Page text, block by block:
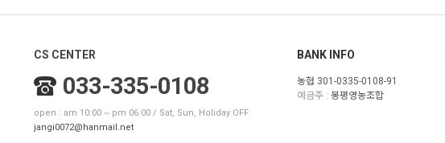
CS CENTER
033-335-0108
open : am 10:00 ~ pm 06:00 / Sat, Sun, Holiday OFF
jangi0072@hanmail.net
BANK INFO
농협 301-0335-0108-91
예금주 : 봉평영농조합